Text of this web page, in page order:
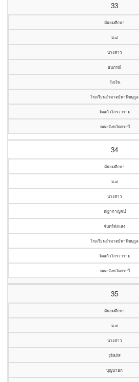
33
มัธยมศึกษา
ม.๔
นางสาว
ธนภรณ์
วังเงิน
โรงเรียนอำมาตย์พานิชนุกูล
วัดแก้วโกรวาราม
คณะจังหวัดกระบี่
34
มัธยมศึกษา
ม.๔
นางสาว
ณัฐากาญจน์
จันทร์ส่งแสง
โรงเรียนอำมาตย์พานิชนุกูล
วัดแก้วโกรวาราม
คณะจังหวัดกระบี่
35
มัธยมศึกษา
ม.๔
นางสาว
รุจิลภัส
บุญนายก